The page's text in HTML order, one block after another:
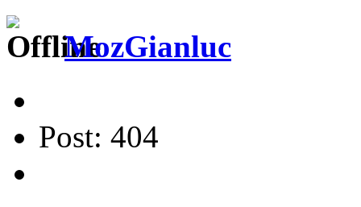
MozGianluc
Post: 404